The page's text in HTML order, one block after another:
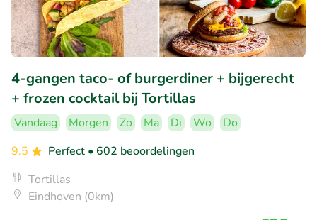
4-gangen taco- of burgerdiner + bijgerecht
+ frozen cocktail bij Tortillas
Vandaag Morgen Zo Ma Di Wo
Do
9.5
Perfect • 602 beoordelingen
Tortillas
Eindhoven (0km)